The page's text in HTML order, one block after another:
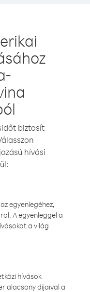
biztosít
hívási
egyenlegéhez,
A egyenleggel a
a világ
hívások
alacsony díjaival a